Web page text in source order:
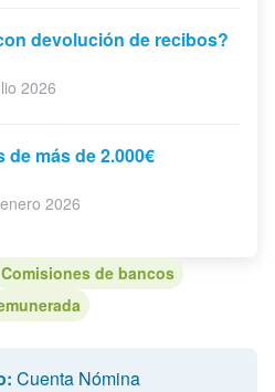
devolución de recibos?
2026
más de 2.000€
2026
Comisiones de bancos
Cuenta Nómina